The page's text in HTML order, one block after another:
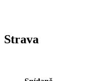
Strava